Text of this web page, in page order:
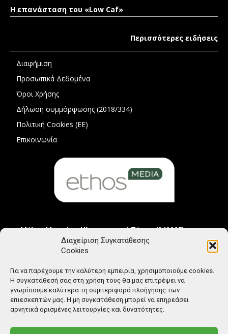
Διαχείριση Συγκατάθεσης
Cookies
Για να παρέχουμε την καλύτερη εμπειρία, χρησιμοποιούμε cookies.
Η συγκατάθεσή σας στη χρήση τους θα μας επιτρέψει να
γνωρίσουμε καλύτερα τη συμπεριφορά πλοήγησης των
επιεσκεπτών μας. Η μη συγκατάθεση μπορεί να επηρεάσει
αρνητικά ορισμένες λειτουργίες και δυνατότητες.
Η επανάσταση του «Low Caf»
Περισσότερες ειδήσεις
Διαφήμιση
Προσωπικά Δεδομένα
Όροι Χρήσης
Δήλωση συμμόρφωσης (2018/334)
Πολιτική Cookies (ΕΕ)
Επικοινωνία
Μέλος Μητρώου Ηλεκτρονικού Τύπου (242225)